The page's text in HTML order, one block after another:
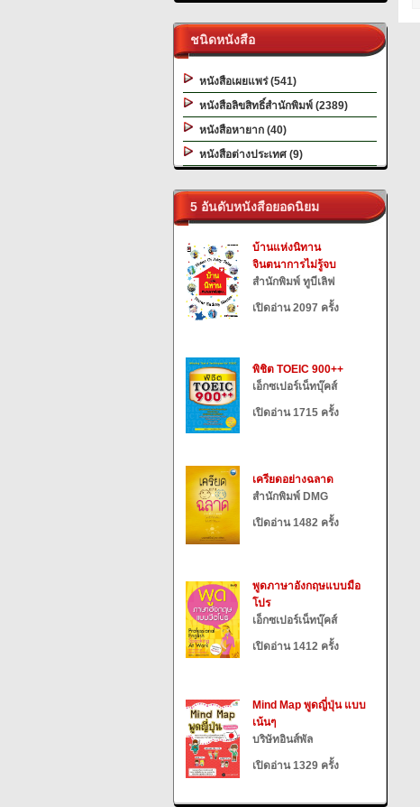
ชนิดหนังสือ
หนังสือเผยแพร่ (541)
หนังสือลิขสิทธิ์สำนักพิมพ์ (2389)
หนังสือหายาก (40)
หนังสือต่างประเทศ (9)
5 อันดับหนังสือยอดนิยม
บ้านแห่งนิทาน
จินตนาการไม่รู้จบ
สำนักพิมพ์ ทูบีเลิฟ
เปิดอ่าน 2097 ครั้ง
พิชิต TOEIC 900++
เอ็กซเปอร์เน็ทบุ๊คส์
เปิดอ่าน 1715 ครั้ง
เครียดอย่างฉลาด
สำนักพิมพ์ DMG
เปิดอ่าน 1482 ครั้ง
พูดภาษาอังกฤษแบบมือ
โปร
เอ็กซเปอร์เน็ทบุ๊คส์
เปิดอ่าน 1412 ครั้ง
Mind Map พูดญี่ปุ่น แบบ
เน้นๆ
บริษัทอินส์พัล
เปิดอ่าน 1329 ครั้ง